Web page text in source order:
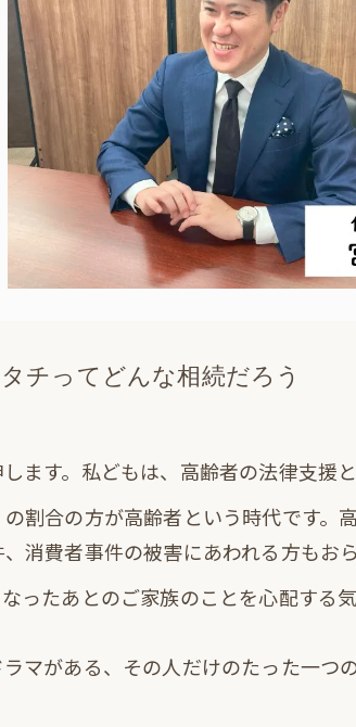
チってどんな相続だろう
ます。私どもは、高齢者の法律支援
割合の方が高齢者という時代です
消費者事件の被害にあわれる方もおら
ったあとのご家族のことを心配する
マがある、その人だけのたった一